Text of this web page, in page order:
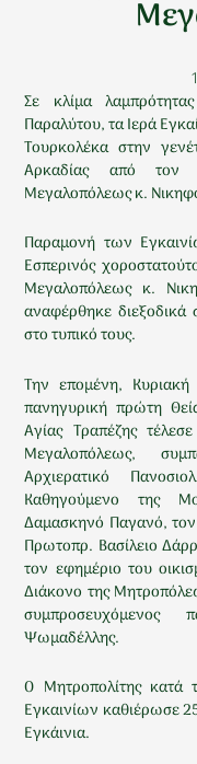
Σε κλίμα
Παραλύτου, τα Ιερά
Τουρκολέκα στην
Αρκαδίας από τον
Μεγαλοπόλεως κ.
Παραμονή των
Εσπερινός
Μεγαλοπόλεως κ.
αναφέρθηκε
στο τυπικό τους.
Την επομένη,
πανηγυρική πρώτη
Αγίας Τραπέζης
Μεγαλοπόλεως,
Αρχιερατικό
Καθηγούμενο της
Δαμασκηνό Παγανό,
Πρωτοπρ. Βασίλειο
τον εφημέριο του
Διάκονο της
Ψωμαδέλλης.
Ο Μητροπολίτης κατά
Εγκαινίων καθιέρωσε
Εγκάινια.